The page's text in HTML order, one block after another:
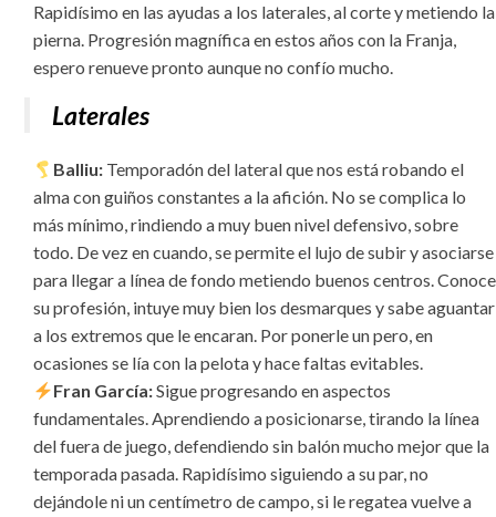
Rapidísimo en las ayudas a los laterales, al corte y metiendo la
pierna. Progresión magnífica en estos años con la Franja,
espero renueve pronto aunque no confío mucho.
Laterales
Balliu: Temporadón del lateral que nos está robando el
alma con guiños constantes a la afición. No se complica lo
más mínimo, rindiendo a muy buen nivel defensivo, sobre
todo. De vez en cuando, se permite el lujo de subir y asociarse
para llegar a línea de fondo metiendo buenos centros. Conoce
su profesión, intuye muy bien los desmarques y sabe aguantar
a los extremos que le encaran. Por ponerle un pero, en
ocasiones se lía con la pelota y hace faltas evitables.
Fran García:Sigue progresando en aspectos
fundamentales. Aprendiendo a posicionarse, tirando la línea
del fuera de juego, defendiendo sin balón mucho mejor que la
temporada pasada. Rapidísimo siguiendo a su par, no
dejándole ni un centímetro de campo, si le regatea vuelve a